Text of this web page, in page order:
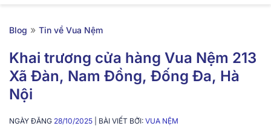
Blog » Tin về Vua Nệm
Khai trương cửa hàng Vua Nệm 213
Xã Đàn, Nam Đồng, Đống Đa, Hà
Nội
NGÀY ĐĂNG 28/10/2025 | BÀI VIẾT BỞI: VUA NỆM